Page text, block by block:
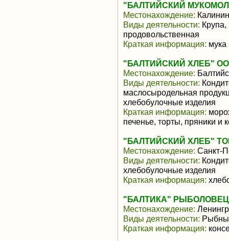
"БАЛТИЙСКИЙ
Местонахождение:
Виды деятельности:
продовольственная
Краткая информация:
"БАЛТИЙСКИЙ ХЛЕБ"
Местонахождение:
Виды деятельности:
маслосыродельная
хлебобулочные изделия
Краткая информация:
печенье, торты, пряники и
"БАЛТИЙСКИЙ ХЛЕБ"
Местонахождение: Санкт-
Виды деятельности:
хлебобулочные изделия
Краткая информация:
"БАЛТИКА"
Местонахождение:
Виды деятельности:
Краткая информация: